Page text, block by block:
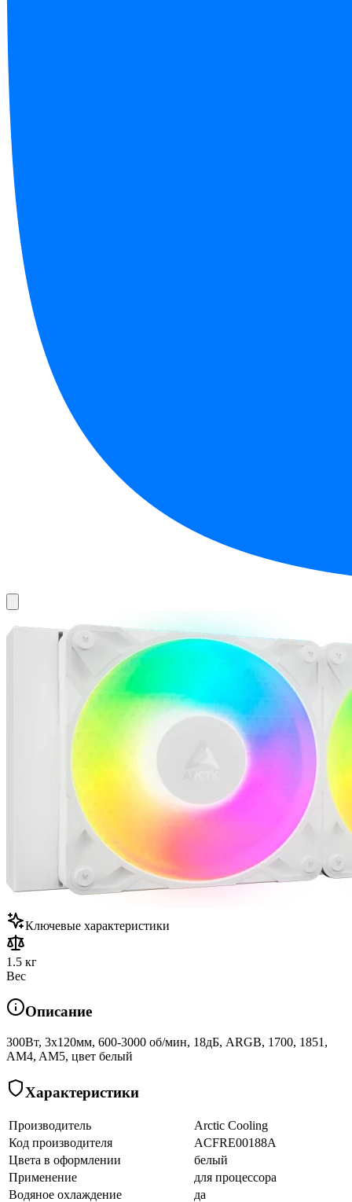
Ключевые характеристики
1.5 кг
Вес
Описание
300Вт, 3x120мм, 600-3000 об/мин, 18дБ, ARGB, 1700, 1851,
AM4, AM5, цвет белый
Характеристики
Производитель
Arctic Cooling
Код производителя
ACFRE00188A
Цвета в оформлении
белый
Применение
для процессора
Водяное охлаждение
да